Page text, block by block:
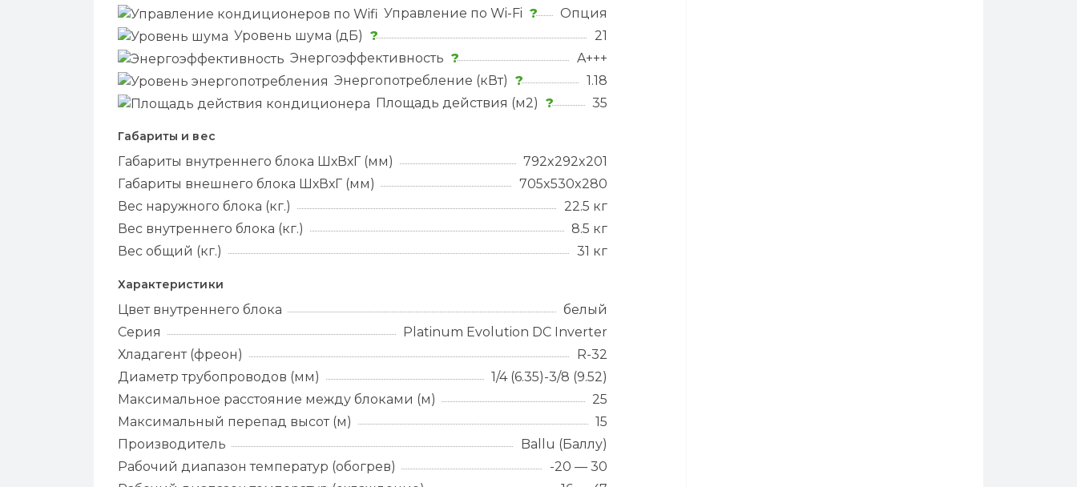
Управление по Wi-Fi ?
Опция
Уровень шума (дБ) ?
21
Энергоэффективность ?
A+++
Энергопотребление (кВт) ?
1.18
Площадь действия (м2) ? 35
Габариты и вес
Габариты внутреннего блока ШхВхГ (мм)
792x292x201
Габариты внешнего блока ШхВхГ (мм)
705x530x280
Вес наружного блока (кг.)
22.5 кг
Вес внутреннего блока (кг.)
8.5 кг
Вес общий (кг.)
31 кг
Характеристики
Цвет внутреннего блока
белый
Серия
Platinum Evolution DC Inverter
Хладагент (фреон)
R-32
Диаметр трубопроводов (мм)
1/4 (6.35)-3/8 (9.52)
Максимальное расстояние между блоками (м)
25
Максимальный перепад высот (м)
15
Производитель
Ballu (Баллу)
Рабочий диапазон температур (обогрев)
-20 — 30